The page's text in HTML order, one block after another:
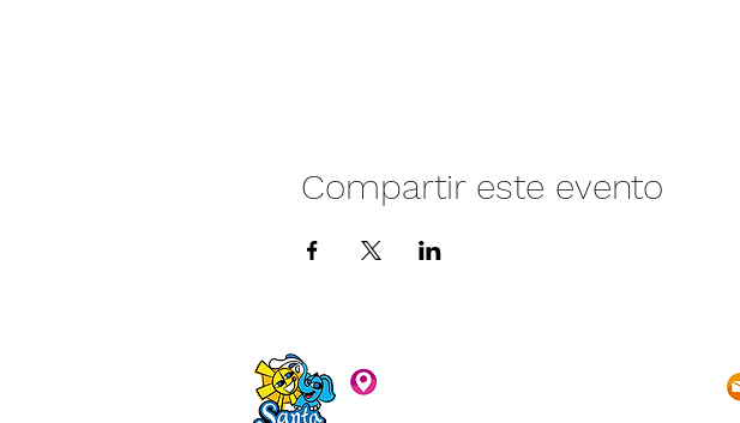
Compartir este evento